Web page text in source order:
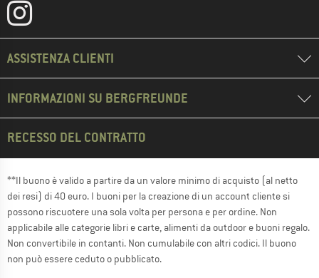
ASSISTENZA CLIENTI
INFORMAZIONI SU BERGFREUNDE
RECESSO DEL CONTRATTO
**Il buono è valido a partire da un valore minimo di acquisto (al netto
dei resi) di 40 euro. I buoni per la creazione di un account cliente si
possono riscuotere una sola volta per persona e per ordine. Non
applicabile alle categorie libri e carte, alimenti da outdoor e buoni regalo.
Non convertibile in contanti. Non cumulabile con altri codici. Il buono
non può essere ceduto o pubblicato.